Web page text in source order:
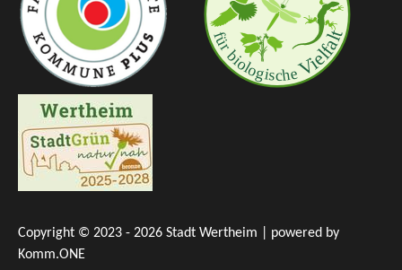
Copyright © 2023 - 2026 Stadt Wertheim | powered by
Komm.ONE